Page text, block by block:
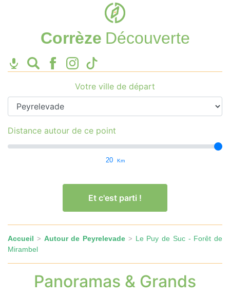
Corrèze Découverte
Votre ville de départ
Distance autour de ce point
20 Km
Et c'est parti !
Accueil > Autour de Peyrelevade > Le Puy de Suc - Forêt de
Mirambel
Panoramas & Grands